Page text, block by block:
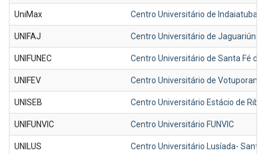
UniMax Centro Universitário de Indaiatuba -
UNIFAJ Centro Universitário de Jaguariúna -
UNIFUNEC Centro Universitário de Santa Fé do
UNIFEV Centro Universitário de Votuporanga
UNISEB Centro Universitário Estácio de
UNIFUNVIC Centro Universitário FUNVIC
UNILUS Centro Universitário Lusíada-